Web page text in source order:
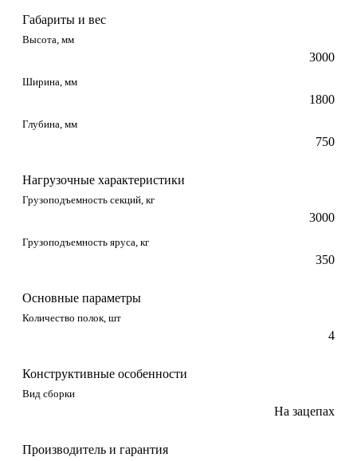
Габариты и вес
Высота, мм
3000
Ширина, мм
1800
Глубина, мм
750
Нагрузочные характеристики
Грузоподъемность секций, кг
3000
Грузоподъемность яруса, кг
350
Основные параметры
Количество полок, шт
4
Конструктивные особенности
Вид сборки
На зацепах
Производитель и гарантия